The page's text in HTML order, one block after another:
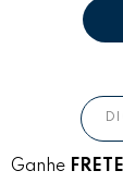
Ganhe